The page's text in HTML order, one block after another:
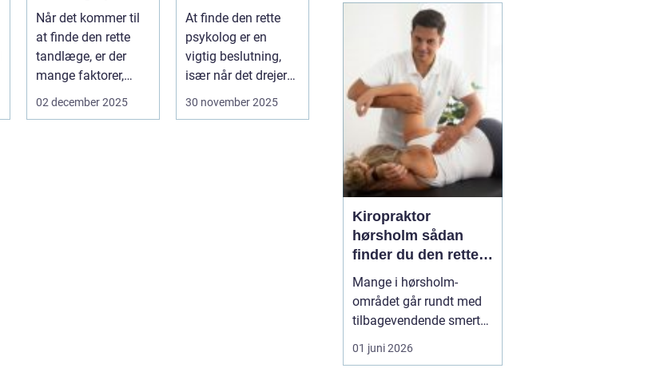
Vesterbro
Når det kommer til
at finde den rette
tandlæge, er der
mange faktorer,
man bør ov...
02 december 2025
børn og unge
At finde den rette
psykolog er en
vigtig beslutning,
især når det drejer
sig om bø...
30 november 2025
familie og praktiske
opgaver, og langsomt
forsvinder kontakten til
egen krop og behov....
Kiropraktor
hørsholm sådan
finder du den rette
behandling i
nordsjælland
Mange i hørsholm-
området går rundt med
tilbagevendende smerter
i ryg, nakke eller hoved
uden at få den rigtige
01 juni 2026